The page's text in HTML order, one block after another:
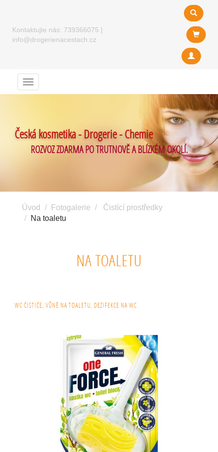
Kontaktujte nás: 739366075 |
info@drogerienacestach.cz
Menu
Česká kosmetika - Drogerie - Chemie
ROZVOZ ZDARMA PO TRUTNOVĚ A BLÍZKÉM OKOLÍ.
Úvod Fotogalerie
Čistící prostředky
Na toaletu
NA TOALETU
WC ČISTIČE, VŮNĚ NA TOALETU, DEZIFEKCE NA WC.